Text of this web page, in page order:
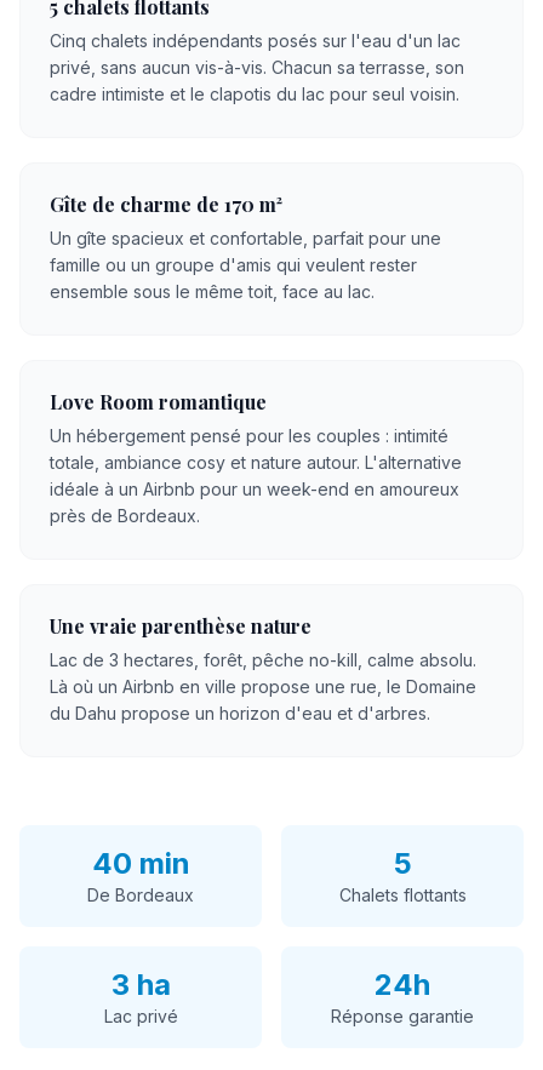
5 chalets flottants
Cinq chalets indépendants posés sur l'eau d'un lac
privé, sans aucun vis-à-vis. Chacun sa terrasse, son
cadre intimiste et le clapotis du lac pour seul voisin.
Gîte de charme de 170 m²
Un gîte spacieux et confortable, parfait pour une
famille ou un groupe d'amis qui veulent rester
ensemble sous le même toit, face au lac.
Love Room romantique
Un hébergement pensé pour les couples : intimité
totale, ambiance cosy et nature autour. L'alternative
idéale à un Airbnb pour un week-end en amoureux
près de Bordeaux.
Une vraie parenthèse nature
Lac de 3 hectares, forêt, pêche no-kill, calme absolu.
Là où un Airbnb en ville propose une rue, le Domaine
du Dahu propose un horizon d'eau et d'arbres.
40 min
De Bordeaux
5
Chalets flottants
3 ha
Lac privé
24h
Réponse garantie